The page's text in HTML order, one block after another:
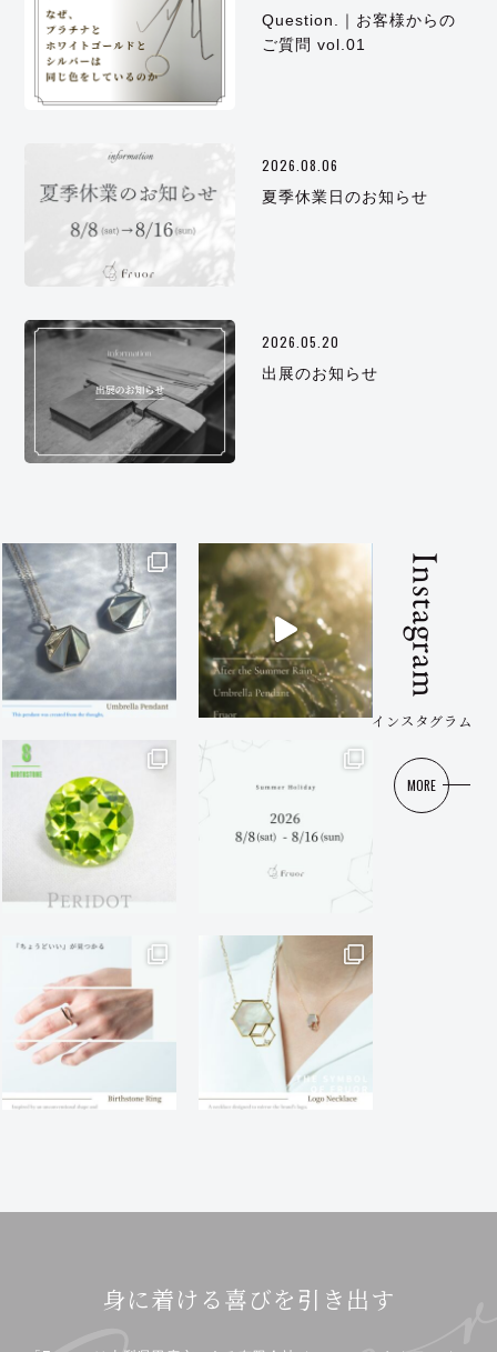
Question.｜お客様からの
ご質問 vol.01
2026.08.06
夏季休業日のお知らせ
2026.05.20
出展のお知らせ
Instagram
インスタグラム
MORE
身に着ける喜びを引き出す